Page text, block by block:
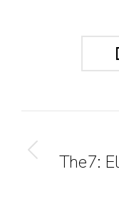
Project
The7: